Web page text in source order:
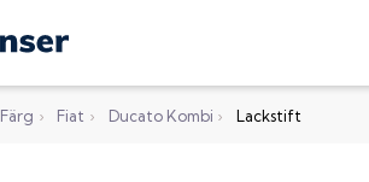
Färg › Fiat › Ducato Kombi › Lackstift